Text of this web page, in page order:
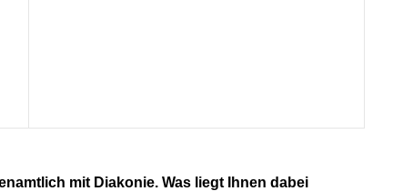
mit Diakonie. Was liegt Ihnen dabei